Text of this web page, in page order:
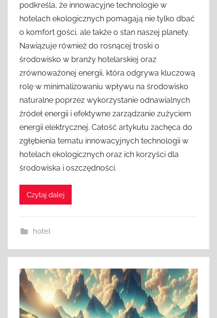
podkreśla, że innowacyjne technologie w
hotelach ekologicznych pomagają nie tylko dbać
o komfort gości, ale także o stan naszej planety.
Nawiązuje również do rosnącej troski o
środowisko w branży hotelarskiej oraz
zrównoważonej energii, która odgrywa kluczową
rolę w minimalizowaniu wpływu na środowisko
naturalne poprzez wykorzystanie odnawialnych
źródeł energii i efektywne zarządzanie zużyciem
energii elektrycznej. Całość artykułu zachęca do
zgłębienia tematu innowacyjnych technologii w
hotelach ekologicznych oraz ich korzyści dla
środowiska i oszczędności.
Czytaj dalej
hotel